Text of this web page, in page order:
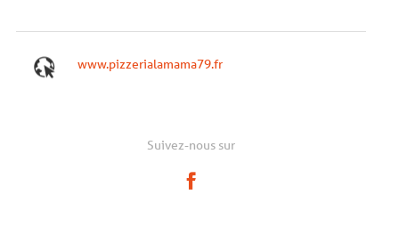
www.pizzerialamama79.fr
Suivez-nous sur